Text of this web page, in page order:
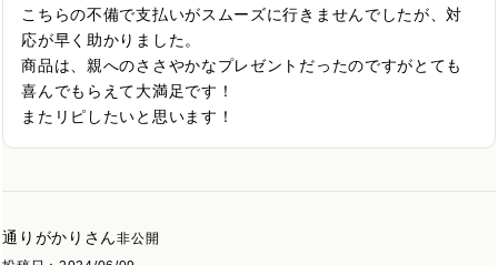
こちらの不備で支払いがスムーズに行きませんでしたが、対
応が早く助かりました。
商品は、親へのささやかなプレゼントだったのですがとても
喜んでもらえて大満足です！
またリピしたいと思います！
通りがかり
非公開